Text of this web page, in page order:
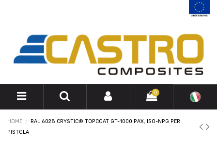
0
HOME
RAL 6028 CRYSTIC® TOPCOAT GT-1000 PAX, ISO-NPG PER
PISTOLA